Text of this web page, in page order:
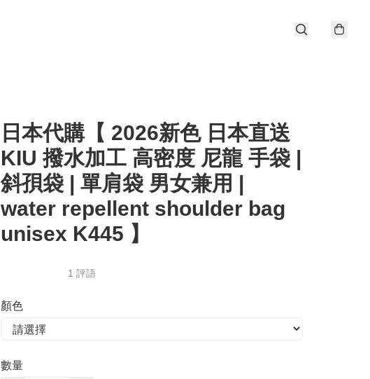
日本代購【 2026新色 日本直送
KIU 撥水加工 高密度 尼龍 手袋 |
斜孭袋 | 單肩袋 男女兼用 |
water repellent shoulder bag
unisex K445 】
1 評語
顏色
數量